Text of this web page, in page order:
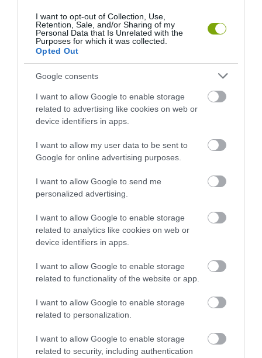
I want to opt-out of Collection, Use,
Retention, Sale, and/or Sharing of my
Personal Data that Is Unrelated with the
Purposes for which it was collected.
Opted Out
Google consents
I want to allow Google to enable storage
related to advertising like cookies on web or
device identifiers in apps.
I want to allow my user data to be sent to
Google for online advertising purposes.
I want to allow Google to send me
personalized advertising.
I want to allow Google to enable storage
related to analytics like cookies on web or
device identifiers in apps.
I want to allow Google to enable storage
related to functionality of the website or app.
I want to allow Google to enable storage
related to personalization.
I want to allow Google to enable storage
related to security, including authentication
ELŐZŐ CIKK
DÖNTÉS SZÜLETETT: KIVÁGJÁK AZ ÖSSZES KANADAI NYÁRFÁT
BUDAPESTEN